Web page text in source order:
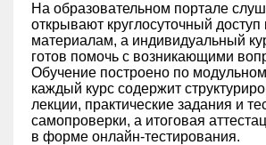
На образовательном портале
открывают круглосуточный
материалам, а индивидуальный
готов помочь с возникающими
Обучение построено по
каждый курс содержит
лекции, практические задания и
самопроверки, а итоговая
в форме онлайн-тестирования.